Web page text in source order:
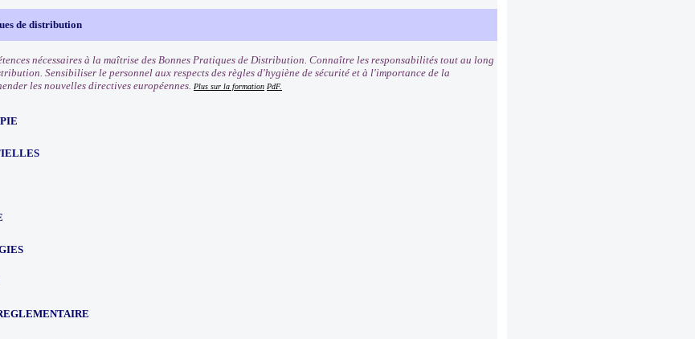
de distribution
nécessaires à la maîtrise des Bonnes Pratiques de Distribution. Connaître les responsabilités tout au long
Sensibiliser le personnel aux respects des règles d'hygiène de sécurité et à l'importance de la
les nouvelles directives européennes. Plus sur la formation PdF.